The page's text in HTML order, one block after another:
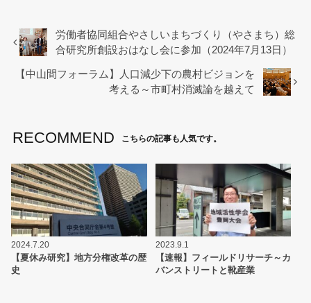
b
o
o
労働者協同組合やさしいまちづくり（やさまち）総
合研究所創設おはなし会に参加（2024年7月13日）
【中山間フォーラム】人口減少下の農村ビジョンを
考える～市町村消滅論を越えて
RECOMMEND こちらの記事も人気です。
2024.7.20
【夏休み研究】地方分権改革の歴
史
2023.9.1
【速報】フィールドリサーチ～カ
バンストリートと靴産業